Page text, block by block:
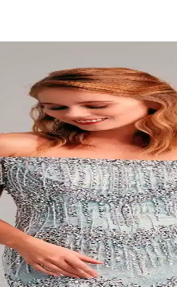
Dayanıklılık
eşsiz solma desenleri ve
Çıkan Ürünler ve
parçalar, ekonomik ve
ve Trend Modeller
önemli. Trend modeller ve
İçin Uygun